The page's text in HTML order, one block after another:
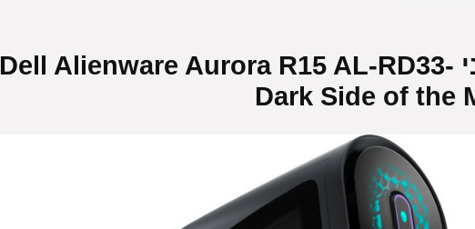
מחשב מותג שולחני ‎Dell Alienware Aurora R15 AL-RD33-